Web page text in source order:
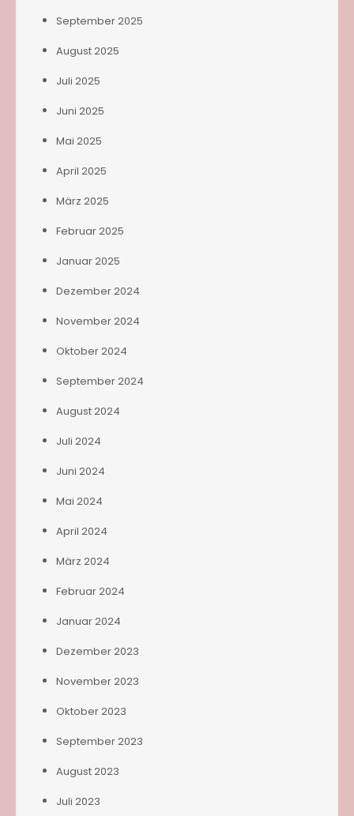
September 2025
August 2025
Juli 2025
Juni 2025
Mai 2025
April 2025
März 2025
Februar 2025
Januar 2025
Dezember 2024
November 2024
Oktober 2024
September 2024
August 2024
Juli 2024
Juni 2024
Mai 2024
April 2024
März 2024
Februar 2024
Januar 2024
Dezember 2023
November 2023
Oktober 2023
September 2023
August 2023
Juli 2023